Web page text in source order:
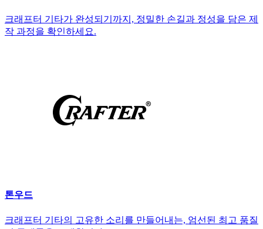
크래프터 기타가 완성되기까지, 정밀한 손길과 정성을 담은 제
작 과정을 확인하세요.
톤우드
크래프터 기타의 고유한 소리를 만들어내는, 엄선된 최고 품질